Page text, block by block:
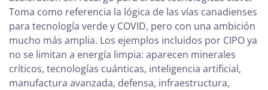
Toma como referencia la lógica de las vías canadienses
para tecnología verde y COVID, pero con una ambición
mucho más amplia. Los ejemplos incluidos por CIPO ya
no se limitan a energía limpia: aparecen minerales
críticos, tecnologías cuánticas, inteligencia artificial,
manufactura avanzada, defensa, infraestructura,